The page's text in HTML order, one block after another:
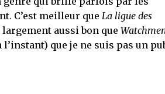
C’est meilleur que La ligue des
largement aussi bon que
l’instant) que je ne suis pas un